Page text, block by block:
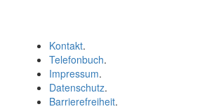
Kontakt.
Telefonbuch.
Impressum.
Datenschutz.
Barrierefreiheit.